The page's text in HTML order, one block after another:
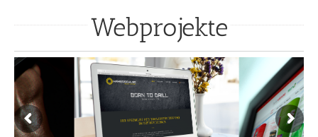
Webprojekte